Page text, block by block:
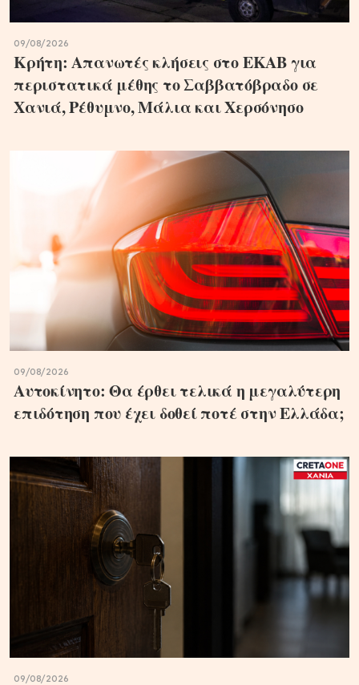
09/08/2026
Κρήτη: Απανωτές κλήσεις στο ΕΚΑΒ για
περιστατικά μέθης το Σαββατόβραδο σε
Χανιά, Ρέθυμνο, Μάλια και Χερσόνησο
09/08/2026
Αυτοκίνητο: Θα έρθει τελικά η μεγαλύτερη
επιδότηση που έχει δοθεί ποτέ στην Ελλάδα;
09/08/2026